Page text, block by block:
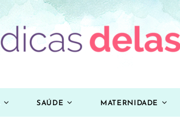
SAÚDE MATERNIDADE